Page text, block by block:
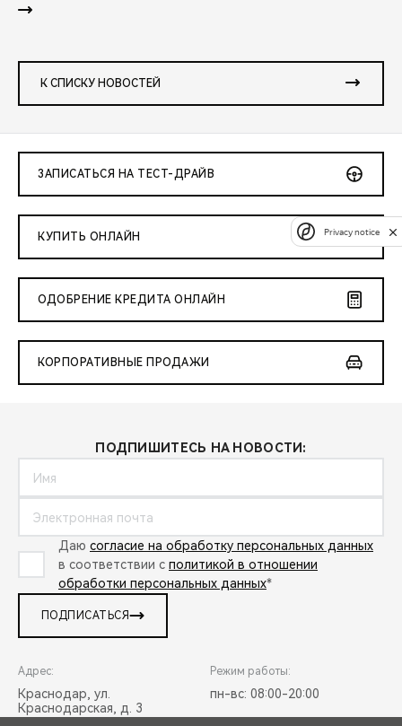
К СПИСКУ НОВОСТЕЙ
ЗАПИСАТЬСЯ НА ТЕСТ-ДРАЙВ
КУПИТЬ ОНЛАЙН
ОДОБРЕНИЕ КРЕДИТА ОНЛАЙН
КОРПОРАТИВНЫЕ ПРОДАЖИ
ПОДПИШИТЕСЬ НА НОВОСТИ:
Даю согласие на обработку персональных данных
в соответствии с политикой в отношении
обработки персональных данных*
ПОДПИСАТЬСЯ
Адрес:
Краснодар, ул.
Краснодарская, д. 3
Режим работы:
пн-вс: 08:00-20:00
Privacy notice